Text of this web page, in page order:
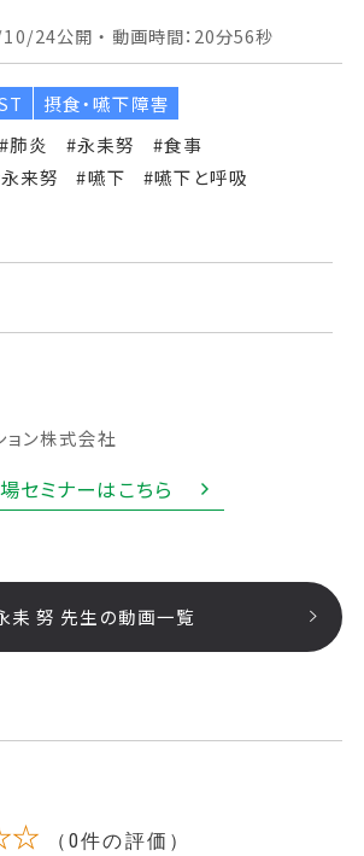
24公開 ・ 動画時間：20分56秒
摂食・嚥下障害
#肺炎 #永耒努
#食事
来努 #嚥下 #嚥下と呼吸
ョン株式会社
セミナーはこちら
耒 努 先生の動画一覧
（0件の評価）